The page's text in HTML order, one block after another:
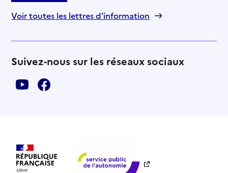
Voir toutes les lettres d'information
Suivez-nous sur les réseaux sociaux